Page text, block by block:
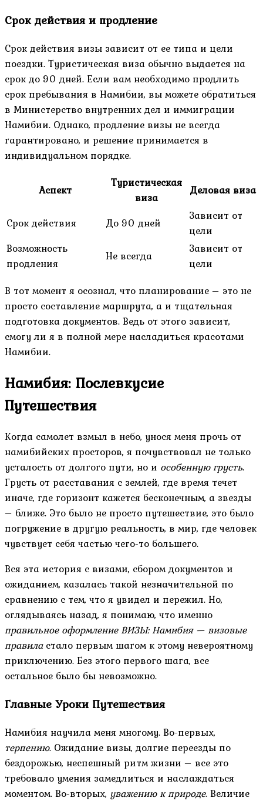
Срок действия и продление
Срок действия визы зависит от ее типа и цели
поездки. Туристическая виза обычно выдается на
срок до 90 дней. Если вам необходимо продлить
срок пребывания в Намибии, вы можете обратиться
в Министерство внутренних дел и иммиграции
Намибии. Однако, продление визы не всегда
гарантировано, и решение принимается в
индивидуальном порядке.
Аспект
Туристическая
виза
Деловая виза
Срок действия До 90 дней
Зависит от
цели
Возможность
продления
Не всегда
Зависит от
цели
В тот момент я осознал, что планирование – это не
просто составление маршрута, а и тщательная
подготовка документов. Ведь от этого зависит,
смогу ли я в полной мере насладиться красотами
Намибии.
Намибия: Послевкусие
Путешествия
Когда самолет взмыл в небо, унося меня прочь от
намибийских просторов, я почувствовал не только
усталость от долгого пути, но и особенную грусть.
Грусть от расставания с землей, где время течет
иначе, где горизонт кажется бесконечным, а звезды
– ближе. Это было не просто путешествие, это было
погружение в другую реальность, в мир, где человек
чувствует себя частью чего-то большего.
Вся эта история с визами, сбором документов и
ожиданием, казалась такой незначительной по
сравнению с тем, что я увидел и пережил. Но,
оглядываясь назад, я понимаю, что именно
правильное оформление ВИЗЫ: Намибия — визовые
правиластало первым шагом к этому невероятному
приключению. Без этого первого шага, все
остальное было бы невозможно.
Главные Уроки Путешествия
Намибия научила меня многому. Во-первых,
терпению. Ожидание визы, долгие переезды по
бездорожью, неспешный ритм жизни – все это
требовало умения замедлиться и наслаждаться
моментом. Во-вторых, уважению к природе. Величие